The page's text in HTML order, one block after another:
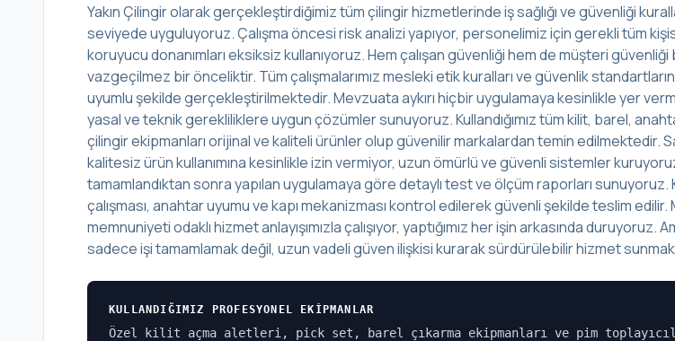
Yakın Çilingir olarak gerçekleştirdiğimiz tüm çilingir hizmetlerinde iş sağlığı ve güvenliği
seviyede uyguluyoruz. Çalışma öncesi risk analizi yapıyor, personelimiz için gerekli tüm
koruyucu donanımları eksiksiz kullanıyoruz. Hem çalışan güvenliği hem de müşteri güvenliği
vazgeçilmez bir önceliktir. Tüm çalışmalarımız mesleki etik kuralları ve güvenlik
uyumlu şekilde gerçekleştirilmektedir. Mevzuata aykırı hiçbir uygulamaya kesinlikle yer
yasal ve teknik gerekliliklere uygun çözümler sunuyoruz. Kullandığımız tüm kilit, barel,
çilingir ekipmanları orijinal ve kaliteli ürünler olup güvenilir markalardan temin edilmektedir.
kalitesiz ürün kullanımına kesinlikle izin vermiyor, uzun ömürlü ve güvenli sistemler
tamamlandıktan sonra yapılan uygulamaya göre detaylı test ve ölçüm raporları sunuyoruz.
çalışması, anahtar uyumu ve kapı mekanizması kontrol edilerek güvenli şekilde teslim edilir.
memnuniyeti odaklı hizmet anlayışımızla çalışıyor, yaptığımız her işin arkasında duruyoruz.
sadece işi tamamlamak değil, uzun vadeli güven ilişkisi kurarak sürdürülebilir hizmet
KULLANDIĞIMIZ PROFESYONEL EKIPMANLAR
Özel kilit açma aletleri, pick set, barel çıkarma ekipmanları ve pim